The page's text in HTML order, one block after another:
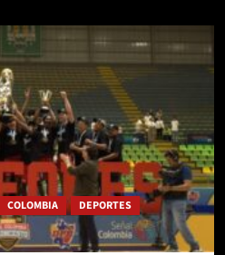
COLOMBIA
DEPORTES